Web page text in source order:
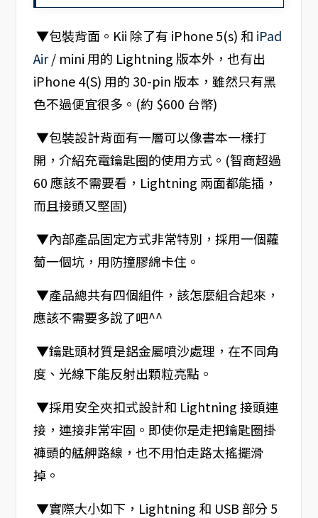
▼包裝背面。Kii 除了有 iPhone 5(s) 和 iPad
Air/ mini 用的 Lightning 版本外，也有出
iPhone 4(S) 用的 30-pin 版本，雖然只有黑
色不過便宜很多。(約 $600 台幣)
▼包裝設計背面有一層可以像書本一樣打
開，介紹充電鑰匙圈的使用方式。(智商超過
60 應該不需要看，Lightning 兩面都能插，
而且接頭又堅固)
▼內部產品固定方式非常特別，採用一個蘿
蔔一個坑，用防撞膠綿卡住。
▼產品總共有四個組件，該怎麼組合起來，
應該不需要多說了吧^^
▼鑰匙頭材質是鋁金屬噴沙處理，在不同角
度、光線下能反射出顆粒亮點。
▼採用安全夾扣式設計和 Lightning 接頭連
接，連接非常牢固。即使你是走把鑰匙圈掛
褲頭的艋舺路線，也不用怕走路太搖擺滑
掉。
▼實際大小如下，Lightning 和 USB 部分 5